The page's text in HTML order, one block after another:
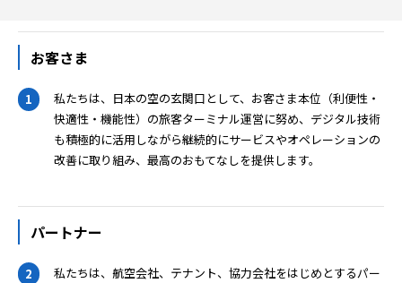
お客さま
1
私たちは、日本の空の玄関口として、お客さま本位（利便性・
快適性・機能性）の旅客ターミナル運営に努め、デジタル技術
も積極的に活用しながら継続的にサービスやオペレーションの
改善に取り組み、最高のおもてなしを提供します。
パートナー
2
私たちは、航空会社、テナント、協力会社をはじめとするパー